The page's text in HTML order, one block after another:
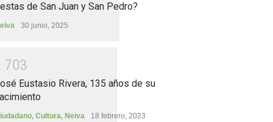
de San Juan y San Pedro?
30 junio, 2025
703
Eustasio Rivera, 135 años de su
, Cultura, Neiva 18 febrero, 2023